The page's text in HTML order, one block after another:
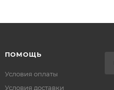
ПОМОЩЬ
Условия оплаты
Условия доставки